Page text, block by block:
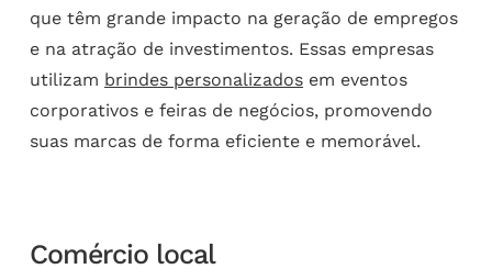
que têm grande impacto na geração de empregos
e na atração de investimentos. Essas empresas
utilizam brindes personalizados em eventos
corporativos e feiras de negócios, promovendo
suas marcas de forma eficiente e memorável.
Comércio local